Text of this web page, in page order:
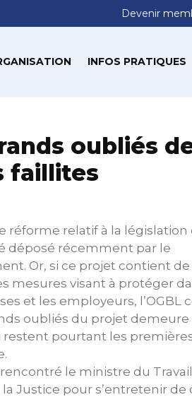
Devenir
INFOS PRATIQUES
oubliés
faillites
réforme relatif à la législation
déposé récemment par le
Or, si ce projet contient de
mesures visant à protéger
et les employeurs, l’OGBL
oubliés du projet demeure
restent pourtant les
le ministre du
Justice pour s’entretenir de